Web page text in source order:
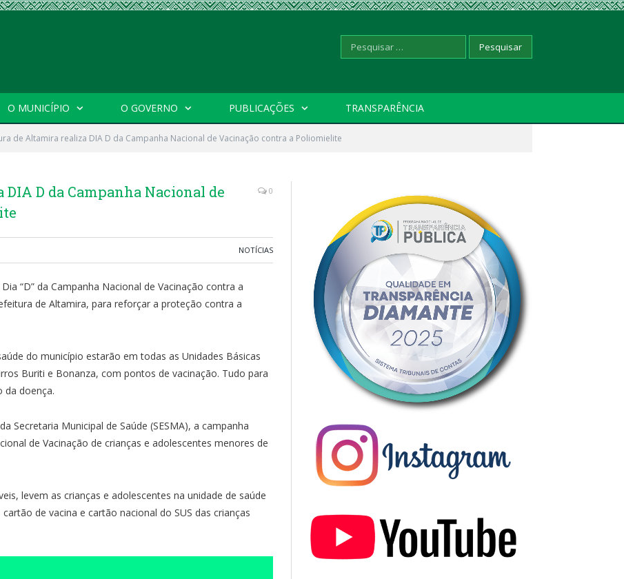
Pesquisar
por:
O MUNICÍPIO O GOVERNO PUBLICAÇÕES TRANSPARÊNCIA
de Altamira realiza DIA D da Campanha Nacional de Vacinação contra a Poliomielite
D da Campanha Nacional de
0
NOTÍCIAS
“D” da Campanha Nacional de Vacinação contra a
de Altamira, para reforçar a proteção contra a
do município estarão em todas as Unidades Básicas
Buriti e Bonanza, com pontos de vacinação. Tudo para
da doença.
Secretaria Municipal de Saúde (SESMA), a campanha
de Vacinação de crianças e adolescentes menores de
levem as crianças e adolescentes na unidade de saúde
de vacina e cartão nacional do SUS das crianças